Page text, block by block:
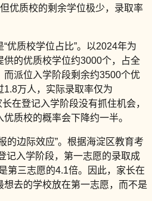
优质校的剩余学位极少，录取率
“优质校学位占比”。以2024年为
的优质校学位约3000个，占全
而派位入学阶段剩余约3500个优
万人，实际录取率仅为
在登记入学阶段没有抓住机会，
质校的概率会下降约一半。
的边际效应”。根据海淀区教育考
记入学阶段，第一志愿的录取成
第三志愿的4.1倍。因此，家长在
去的学校放在第一志愿，而不是